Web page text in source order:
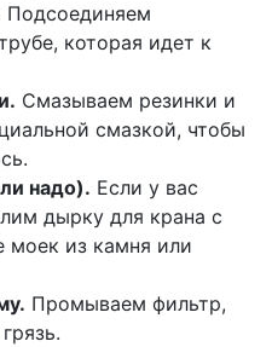
Подсоединяем
которая идет к
Смазываем резинки и
смазкой, чтобы
надо). Если у вас
дырку для крана с
моек из камня или
Промываем фильтр,